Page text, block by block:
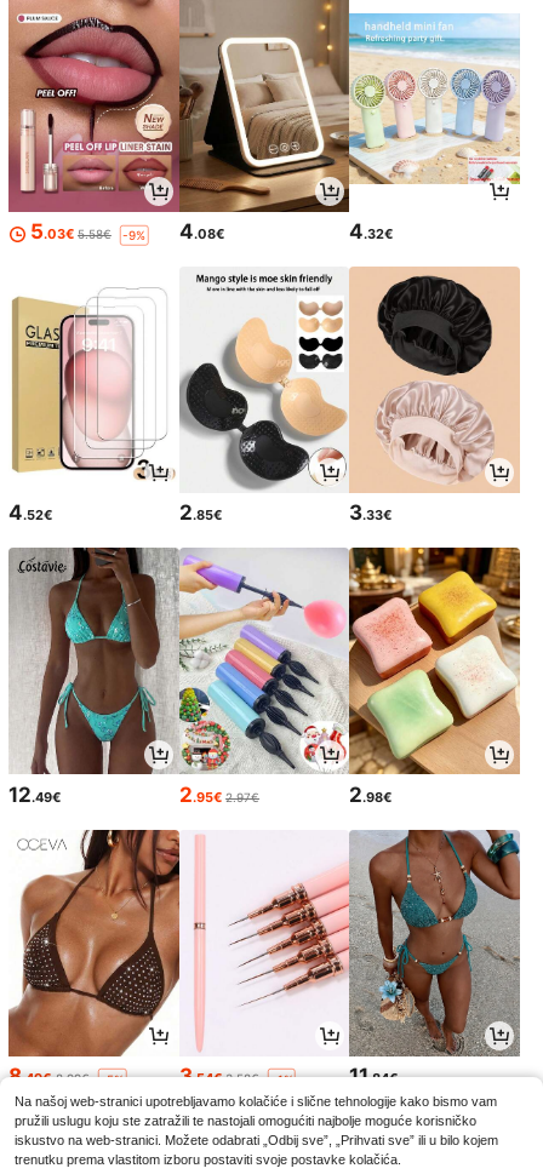
5.03€ 5.58€ -9% 4.08€ 4.32€
4.52€ 2.85€ 3.33€
12.49€ 2.95€ 2.97€ 2.98€
8.49€8.99€ -5% 3.54€3.58€ -1% 11.84€
Na našoj web-stranici upotrebljavamo kolačiće i slične tehnologije kako bismo vam
pružili uslugu koju ste zatražili te nastojali omogućiti najbolje moguće korisničko
iskustvo na web-stranici. Možete odabrati „Odbij sve”, „Prihvati sve” ili u bilo kojem
trenutku prema vlastitom izboru postaviti svoje postavke kolačića.